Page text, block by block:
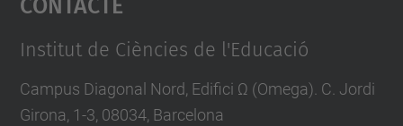
Institut de Ciències de l'Educació
Campus Diagonal Nord, Edifici Ω (Omega). C. Jordi
Girona, 1-3, 08034, Barcelona